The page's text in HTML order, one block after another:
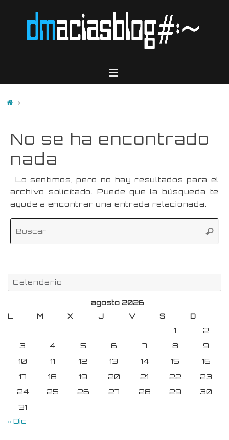
Inicio
No se ha encontrado
nada
Lo sentimos, pero no hay resultados para el
archivo solicitado. Puede que la búsqueda te
ayude a encontrar una entrada relacionada.
Buscar
Calendario
agosto 2026
L
M X J V S D
1
2
3
4 5 6 7 8
9
10
11 12 13 14 15
16
17
18 19 20 21 22
23
24
25 26 27 28 29
30
31
« Dic